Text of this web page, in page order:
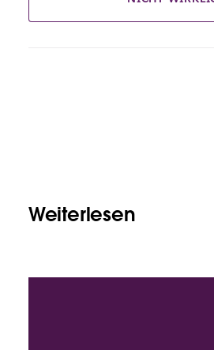
Weiterlesen